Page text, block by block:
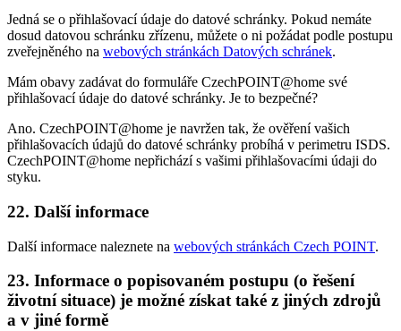
Jedná se o přihlašovací údaje do datové schránky. Pokud nemáte
dosud datovou schránku zřízenu, můžete o ni požádat podle postupu
zveřejněného na webových stránkách Datových schránek.
Mám obavy zadávat do formuláře CzechPOINT@home své
přihlašovací údaje do datové schránky. Je to bezpečné?
Ano. CzechPOINT@home je navržen tak, že ověření vašich
přihlašovacích údajů do datové schránky probíhá v perimetru ISDS.
CzechPOINT@home nepřichází s vašimi přihlašovacími údaji do
styku.
22. Další informace
Další informace naleznete na webových stránkách Czech POINT.
23. Informace o popisovaném postupu (o řešení
životní situace) je možné získat také z jiných zdrojů
a v jiné formě